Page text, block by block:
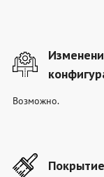
Возможно.